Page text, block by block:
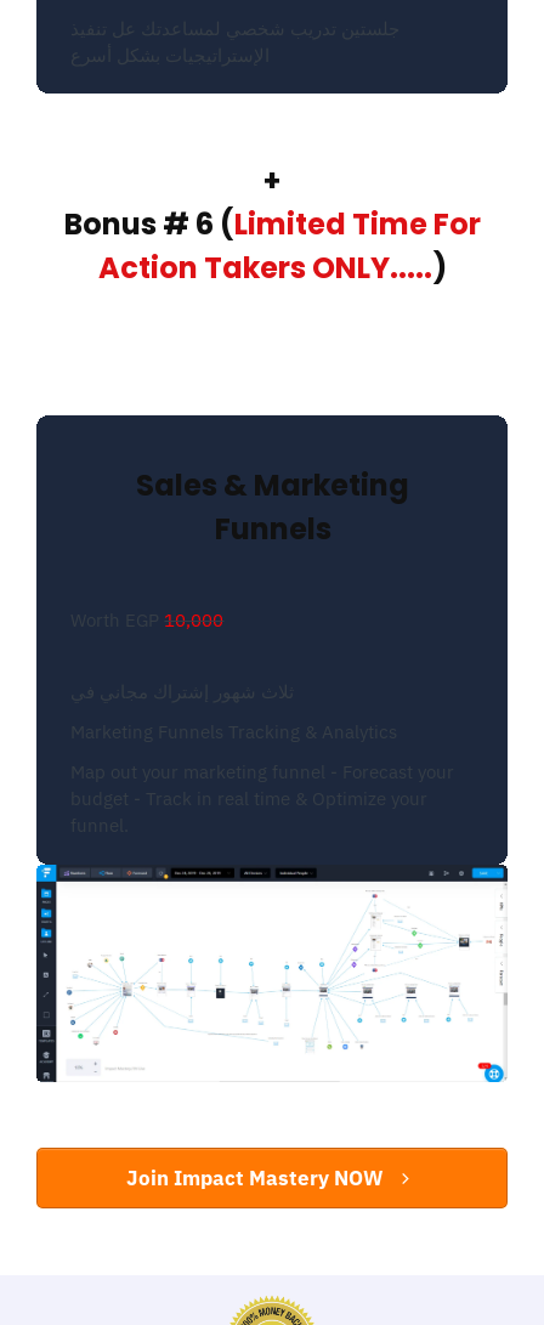
جلستين تدريب شخصي لمساعدتك عل تنفيذ
الإستراتيجيات بشكل أسرع
+
Bonus # 6 (Limited Time For
Action Takers ONLY.....)
Sales & Marketing
Funnels
Worth EGP 10,000
ثلاث شهور إشتراك مجاني في
Marketing Funnels Tracking & Analytics
Map out your marketing funnel - Forecast your
budget - Track in real time & Optimize your
funnel.
Join Impact Mastery NOW